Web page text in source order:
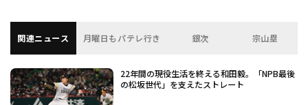
関連ニュース 月曜日もパテレ行き 銀次 宗山塁
22年間の現役生活を終える和田毅。「NPB最後
の松坂世代」を支えたストレート